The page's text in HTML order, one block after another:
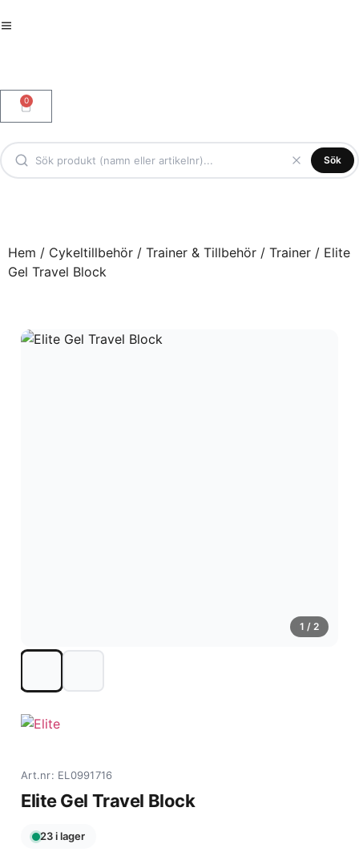
0
Sök
Hem / Cykeltillbehör / Trainer & Tillbehör / Trainer / Elite
Gel Travel Block
1 / 2
Art.nr: EL0991716
Elite Gel Travel Block
23 i lager